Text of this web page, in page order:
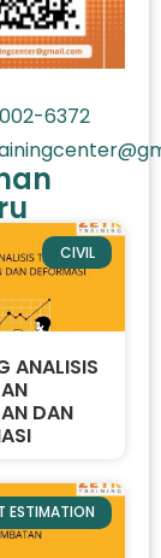
6372
CIVIL
ANALISIS
DAN
ESTIMATION